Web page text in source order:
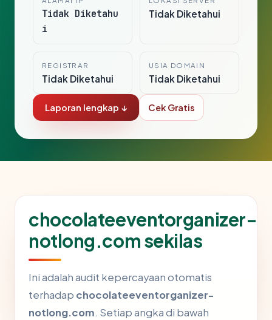
Tidak Diketahu
i
Tidak Diketahui
REGISTRAR
Tidak Diketahui
USIA DOMAIN
Tidak Diketahui
Laporan lengkap ↓ Cek Gratis
chocolateeventorganizer-
notlong.com sekilas
Ini adalah audit kepercayaan otomatis
terhadap chocolateeventorganizer-
notlong.com. Setiap angka di bawah